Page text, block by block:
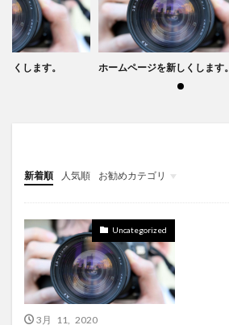
くします。 ホームページを新しくします。
新着順 人気順 お勧めカテゴリ
Uncategorized
Uncategorized
3月 11, 2020